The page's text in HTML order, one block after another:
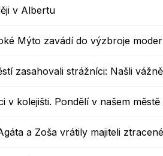
v Albertu
Mýto zavádí do výzbroje
zasahovali strážníci: Našli
v kolejišti. Pondělí v našem
a Zoša vrátily majiteli